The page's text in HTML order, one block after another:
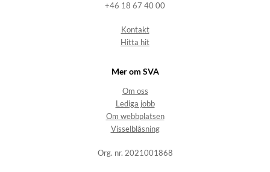
+46 18 67 40 00
Kontakt
Hitta hit
Mer om SVA
Om oss
Lediga jobb
Om webbplatsen
Visselblåsning
Org. nr. 2021001868